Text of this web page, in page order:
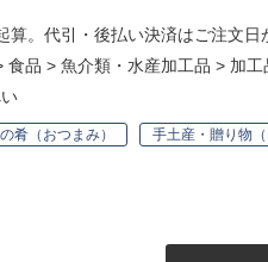
。代引・後払い決済はご注文日
食品 > 魚介類・水産加工品 > 加工
肴（おつまみ） 手土産・贈り物